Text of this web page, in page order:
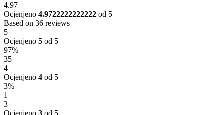
4.97
Ocjenjeno 4.9722222222222 od 5
Based on 36 reviews
5
Ocjenjeno 5 od 5
97%
35
4
Ocjenjeno 4 od 5
3%
1
3
Ocjenjeno 3 od 5